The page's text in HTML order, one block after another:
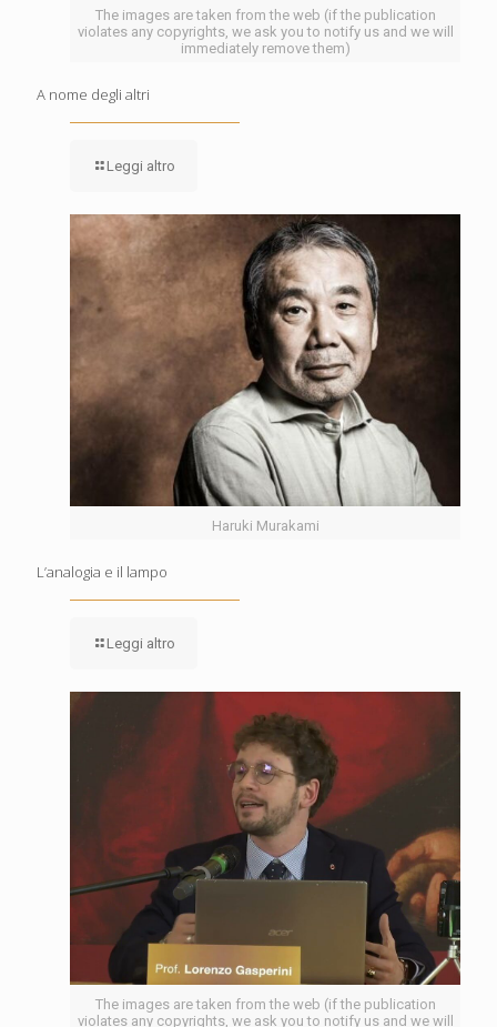
The images are taken from the web (if the publication
violates any copyrights, we ask you to notify us and we will
immediately remove them)
A nome degli altri
Leggi altro
Haruki Murakami
L’analogia e il lampo
Leggi altro
The images are taken from the web (if the publication
violates any copyrights, we ask you to notify us and we will